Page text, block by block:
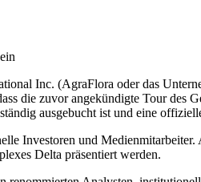
Inc. (AgraFlora oder das
die zuvor angekündigte Tour
ausgebucht ist und eine
Investoren und
Delta präsentiert werden.